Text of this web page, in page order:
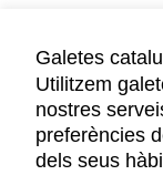
Galetes
Utilitzem
nostres
preferències
dels seus